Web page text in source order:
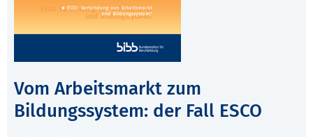
Vom Arbeitsmarkt zum
Bildungssystem: der Fall ESCO